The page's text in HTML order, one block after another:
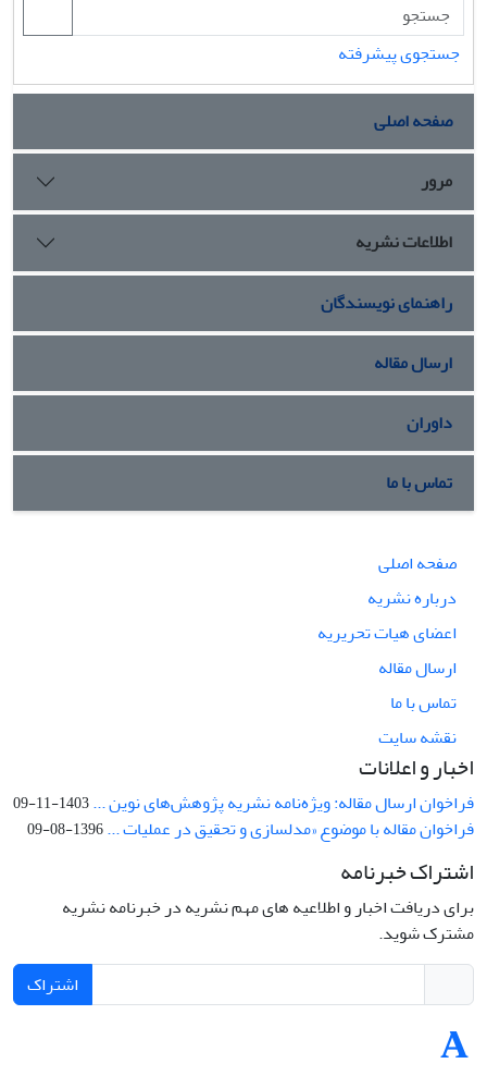
جستجوی پیشرفته
صفحه اصلی
مرور
اطلاعات نشریه
راهنمای نویسندگان
ارسال مقاله
داوران
تماس با ما
صفحه اصلی
درباره نشریه
اعضای هیات تحریریه
ارسال مقاله
تماس با ما
نقشه سایت
اخبار و اعلانات
فراخوان ارسال مقاله: ویژه‌نامه نشریه پژوهش‌های نوین ...1403-11-09
فراخوان مقاله با موضوع «مدلسازی و تحقیق در عملیات ...1396-08-09
اشتراک خبرنامه
برای دریافت اخبار و اطلاعیه های مهم نشریه در خبرنامه نشریه
مشترک شوید.
اشتراک